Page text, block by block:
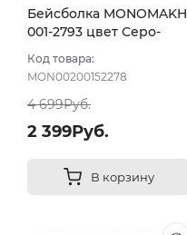
Бейсболка MONOMAKH
001-2793 цвет Серо-
Код товара:
MON00200152278
4 699Руб.
2 399Руб.
В корзину